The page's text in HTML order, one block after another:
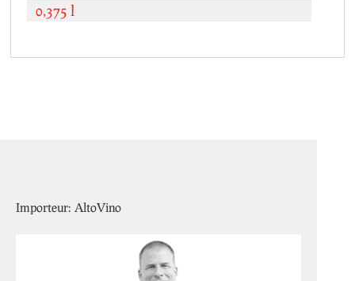
0,375 l
Importeur: AltoVino